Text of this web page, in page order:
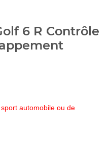
6 R Contrôle
automobile ou de